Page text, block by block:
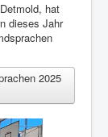
hat
dieses Jahr
2025